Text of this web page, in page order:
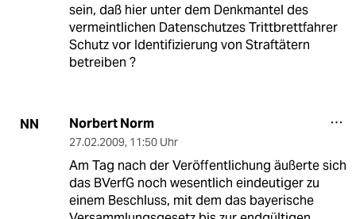
sein, daß hier unter dem Denkmantel des
vermeintlichen Datenschutzes Trittbrettfahrer
Schutz vor Identifizierung von Straftätern
betreiben ?
NN Norbert Norm
27.02.2009, 11:50 Uhr
Am Tag nach der Veröffentlichung äußerte sich
das BVerfG noch wesentlich eindeutiger zu
einem Beschluss, mit dem das bayerische